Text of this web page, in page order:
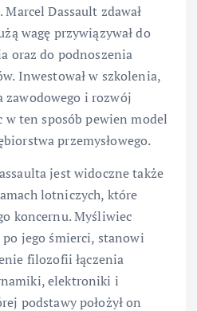
Dassault zdawał
wagę przywiązywał do
oraz do podnoszenia
Inwestował w szkolenia,
zawodowego i rozwój
w ten sposób pewien model
przemysłowego.
jest widoczne także
lotniczych, które
koncernu. Myśliwiec
jego śmierci, stanowi
filozofii łączenia
elektroniki i
podstawy położył on